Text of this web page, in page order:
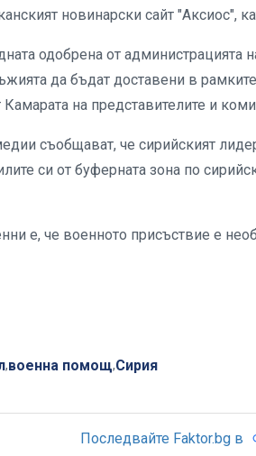
новинарски сайт "Аксиос",
одобрена от администрацията
да бъдат доставени в
на представителите и
съобщават, че сирийският
си от буферната зона по
е, че военното присъствие е
,военна помощ,Сирия
Последвайте Faktor.bg в